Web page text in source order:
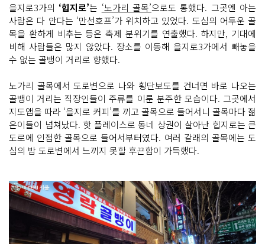
을지로3가의 ‘힙지로’는 ‘노가리 골목’으로도 통했다. 그곳엔 아는
사람은 다 안다는 ‘만선호프’가 위치하고 있었다. 도심의 어두운 골
목을 환하게 비추는 등은 축제 분위기를 연출했다. 하지만, 기대에
비해 사람들은 많지 않았다. 장소를 이동해 을지로3가에서 빼놓을
수 없는 골뱅이 거리로 향했다.
노가리 골목에서 도로변으로 나와 횡단보도를 건너면 바로 나오는
골뱅이 거리는 직장인들이 주류를 이룬 분주한 모습이다. 그곳에서
지도앱을 따라 ‘을지로 커피’를 끼고 골목으로 들어서니 골목마다 젊
은이들이 넘쳐났다. 핫 플레이스로 동네 상권이 살아난 힙지로는 큰
도로에 인접한 골목으로 들어서부터였다. 여러 갈래의 골목에는 도
심의 밤 도로변에서 느끼지 못할 후끈함이 가득했다.